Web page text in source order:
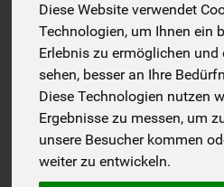
Diese Website verwendet
Technologien, um Ihnen ein
Erlebnis zu ermöglichen und
sehen, besser an Ihre
Diese Technologien nutzen
Ergebnisse zu messen, um
unsere Besucher kommen
weiter zu entwickeln.
auf
EG